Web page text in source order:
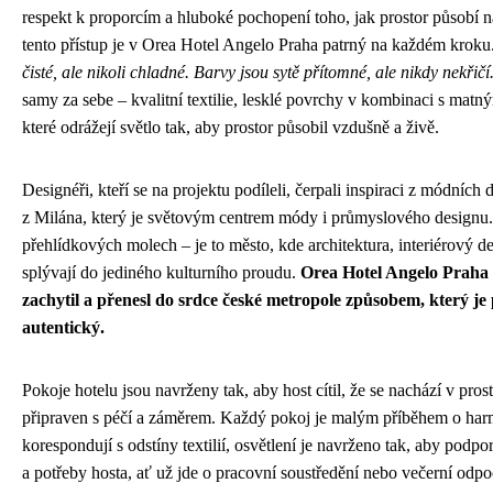
respekt k proporcím a hluboké pochopení toho, jak prostor působí
tento přístup je v Orea Hotel Angelo Praha patrný na každém
čisté, ale nikoli chladné. Barvy jsou sytě přítomné, ale nikdy nekřičí.
samy za sebe – kvalitní textilie, lesklé povrchy v kombinaci s
které odrážejí světlo tak, aby prostor působil vzdušně a živě.
Designéři, kteří se na projektu podíleli, čerpali inspiraci z módních
z Milána, který je světovým centrem módy i průmyslového
přehlídkových molech – je to město, kde architektura, interiérový
splývají do jediného kulturního proudu. Orea Hotel Angelo
zachytil a přenesl do srdce české metropole způsobem, který
autentický.
Pokoje hotelu jsou navrženy tak, aby host cítil, že se nachází v
připraven s péčí a záměrem. Každý pokoj je malým příběhem o
korespondují s odstíny textilií, osvětlení je navrženo tak, aby
a potřeby hosta, ať už jde o pracovní soustředění nebo večerní